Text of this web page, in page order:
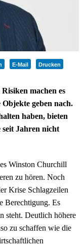
E-Mail Drucken
machen es
geben nach.
haben, bieten
seit Jahren nicht
Winston Churchill
zu hören. Noch
Krise Schlagzeilen
Berechtigung. Es
steht. Deutlich höhere
zu schaffen wie die